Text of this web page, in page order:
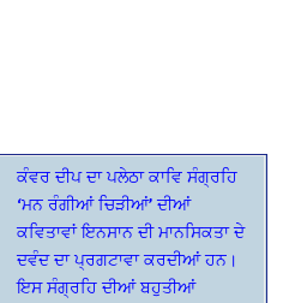
ਕੰਵਰ ਦੀਪ ਦਾ ਪਲੇਠਾ ਕਾਵਿ ਸੰਗ੍ਰਹਿ
‘ਮਨ ਰੰਗੀਆਂ ਚਿੜੀਆਂ’ ਦੀਆਂ
ਕਵਿਤਾਵਾਂ ਇਨਸਾਨ ਦੀ ਮਾਨਸਿਕਤਾ ਦੇ
ਦਵੰਦ ਦਾ ਪ੍ਰਗਟਾਵਾ ਕਰਦੀਆਂ ਹਨ।
ਇਸ ਸੰਗ੍ਰਹਿ ਦੀਆਂ ਬਹੁਤੀਆਂ